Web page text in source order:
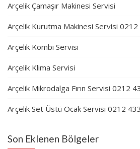
Arçelik Çamaşır Makinesi Servisi
Arçelik Kurutma Makinesi Servisi
Arçelik Kombi Servisi
Arçelik Klima Servisi
Arçelik Mikrodalga Fırın Servisi 0212
Arçelik Set Üstü Ocak Servisi 0212
Son Eklenen Bölgeler